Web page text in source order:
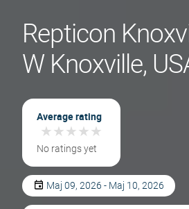
Repticon
W Knoxville,
Average rating
★★★★★
★★★★★
No ratings yet
Maj 09, 2026 - Maj 10, 2026